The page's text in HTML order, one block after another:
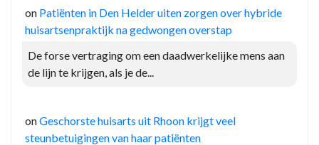
on Patiënten in Den Helder uiten zorgen over hybride
huisartsenpraktijk na gedwongen overstap
De forse vertraging om een daadwerkelijke mens aan
de lijn te krijgen, als je de...
onGeschorste huisarts uit Rhoon krijgt veel
steunbetuigingen van haar patiënten